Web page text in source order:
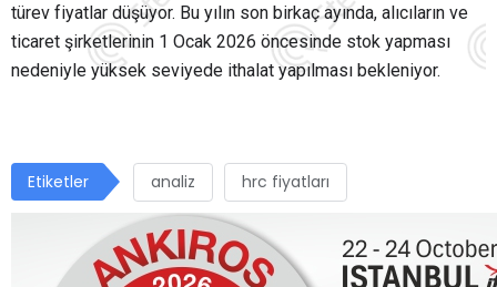
türev fiyatlar düşüyor. Bu yılın son birkaç ayında, alıcıların ve
ticaret şirketlerinin 1 Ocak 2026 öncesinde stok yapması
nedeniyle yüksek seviyede ithalat yapılması bekleniyor.
Etiketler analiz hrc fiyatları